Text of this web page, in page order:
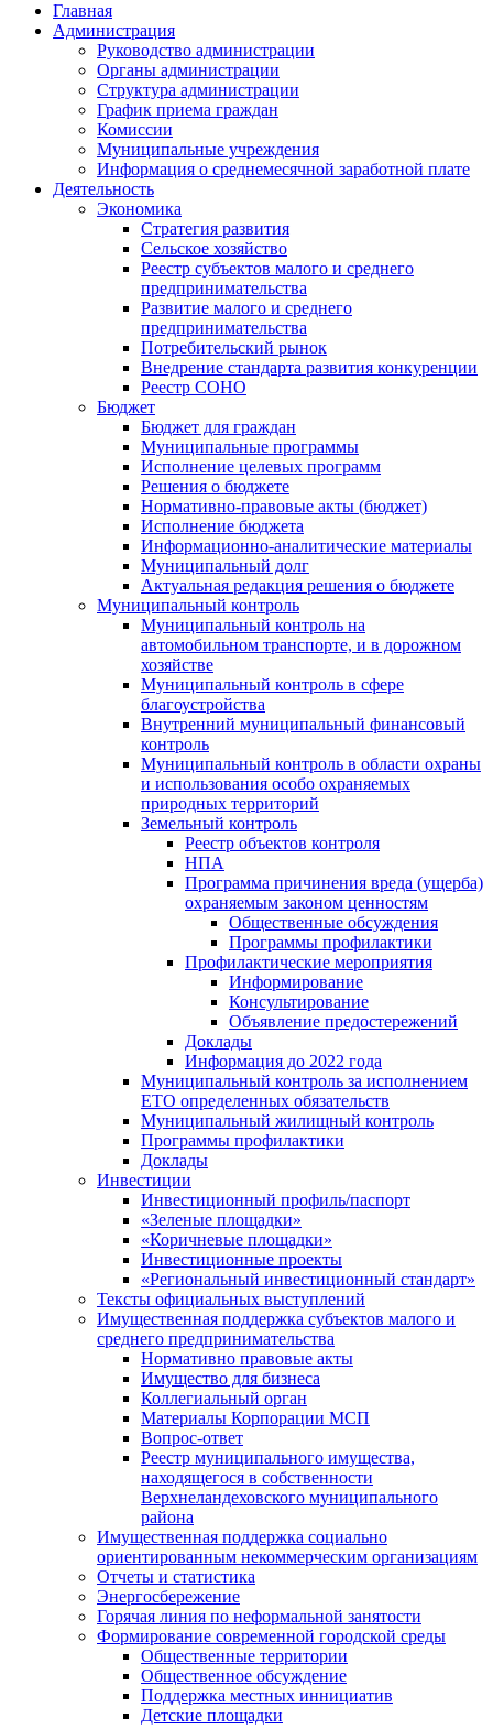
Главная
Администрация
Руководство администрации
Органы администрации
Структура администрации
График приема граждан
Комиссии
Муниципальные учреждения
Информация о среднемесячной заработной плате
Деятельность
Экономика
Стратегия развития
Сельское хозяйство
Реестр субъектов малого и среднего
предпринимательства
Развитие малого и среднего
предпринимательства
Потребительский рынок
Внедрение стандарта развития конкуренции
Реестр СОНО
Бюджет
Бюджет для граждан
Муниципальные программы
Исполнение целевых программ
Решения о бюджете
Нормативно-правовые акты (бюджет)
Исполнение бюджета
Информационно-аналитические материалы
Муниципальный долг
Актуальная редакция решения о бюджете
Муниципальный контроль
Муниципальный контроль на
автомобильном транспорте, и в дорожном
хозяйстве
Муниципальный контроль в сфере
благоустройства
Внутренний муниципальный финансовый
контроль
Муниципальный контроль в области охраны
и использования особо охраняемых
природных территорий
Земельный контроль
Реестр объектов контроля
НПА
Программа причинения вреда (ущерба)
охраняемым законом ценностям
Общественные обсуждения
Программы профилактики
Профилактические мероприятия
Информирование
Консультирование
Объявление предостережений
Доклады
Информация до 2022 года
Муниципальный контроль за исполнением
ЕТО определенных обязательств
Муниципальный жилищный контроль
Программы профилактики
Доклады
Инвестиции
Инвестиционный профиль/паспорт
«Зеленые площадки»
«Коричневые площадки»
Инвестиционные проекты
«Региональный инвестиционный стандарт»
Тексты официальных выступлений
Имущественная поддержка субъектов малого и
среднего предпринимательства
Нормативно правовые акты
Имущество для бизнеса
Коллегиальный орган
Материалы Корпорации МСП
Вопрос-ответ
Реестр муниципального имущества,
находящегося в собственности
Верхнеландеховского муниципального
района
Имущественная поддержка социально
ориентированным некоммерческим организациям
Отчеты и статистика
Энергосбережение
Горячая линия по неформальной занятости
Формирование современной городской среды
Общественные территории
Общественное обсуждение
Поддержка местных иннициатив
Детские площадки